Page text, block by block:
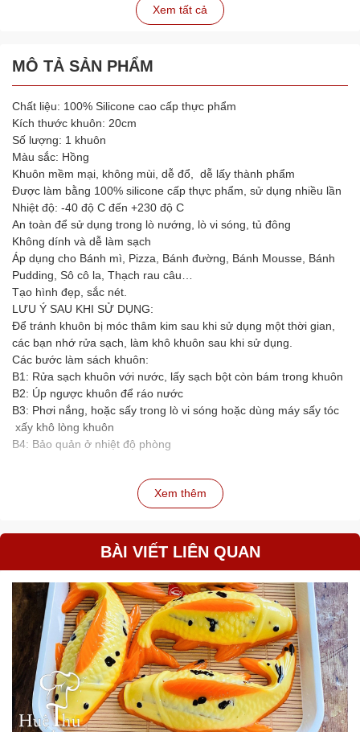
Xem tất cả
MÔ TẢ SẢN PHẨM
Chất liệu: 100% Silicone cao cấp thực phẩm
Kích thước khuôn: 20cm
Số lượng: 1 khuôn
Màu sắc: Hồng
Khuôn mềm mại, không mùi, dễ đổ, dễ lấy thành phẩm
Được làm bằng 100% silicone cấp thực phẩm, sử dụng nhiều lần
Nhiệt độ: -40 độ C đến +230 độ C
An toàn để sử dụng trong lò nướng, lò vi sóng, tủ đông
Không dính và dễ làm sạch
Áp dụng cho Bánh mì, Pizza, Bánh đường, Bánh Mousse, Bánh
Pudding, Sô cô la, Thạch rau câu…
Tạo hình đẹp, sắc nét.
LƯU Ý SAU KHI SỬ DỤNG:
Để tránh khuôn bị móc thâm kim sau khi sử dụng một thời gian,
các bạn nhớ rửa sạch, làm khô khuôn sau khi sử dụng.
Các bước làm sách khuôn:
B1: Rửa sạch khuôn với nước, lấy sạch bột còn bám trong khuôn
B2: Úp ngược khuôn để ráo nước
B3: Phơi nắng, hoặc sấy trong lò vi sóng hoặc dùng máy sấy tóc
xấy khô lòng khuôn
B4: Bảo quản ở nhiệt độ phòng
Xem thêm
BÀI VIẾT LIÊN QUAN